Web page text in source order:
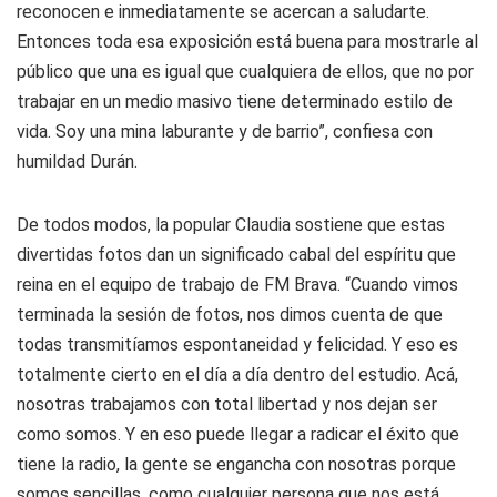
reconocen e inmediatamente se acercan a saludarte.
Entonces toda esa exposición está buena para mostrarle al
público que una es igual que cualquiera de ellos, que no por
trabajar en un medio masivo tiene determinado estilo de
vida. Soy una mina laburante y de barrio”, confiesa con
humildad Durán.
De todos modos, la popular Claudia sostiene que estas
divertidas fotos dan un significado cabal del espíritu que
reina en el equipo de trabajo de FM Brava. “Cuando vimos
terminada la sesión de fotos, nos dimos cuenta de que
todas transmitíamos espontaneidad y felicidad. Y eso es
totalmente cierto en el día a día dentro del estudio. Acá,
nosotras trabajamos con total libertad y nos dejan ser
como somos. Y en eso puede llegar a radicar el éxito que
tiene la radio, la gente se engancha con nosotras porque